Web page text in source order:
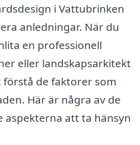
i Vattubrinken
anledningar. När du
en professionell
eller landskapsarkitekt
de faktorer som
Här är några av de
aspekterna att ta hänsyn